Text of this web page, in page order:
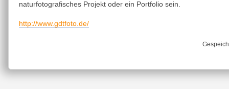
naturfotografisches Projekt oder ein Portfolio sein.
http://www.gdtfoto.de/